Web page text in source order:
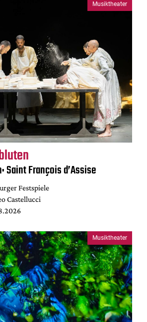
Musiktheater
Saint François d’Assise
Festspiele
Castellucci
Musiktheater